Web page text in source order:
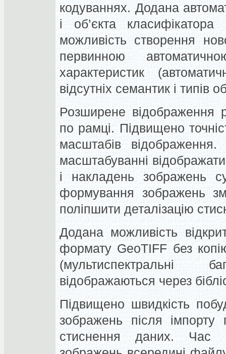
кодуваннях. Додана
і об’єкта
можливість створення
первинною
характеристик
відсутніх семантик і типів
Розширене відображення
по рамці. Підвищено
масштабів
масштабуванні
і накладень зображень
формування зображень
поліпшити деталізацію
Додана можливість
формату GeoTIFF без
(мультиспектральні
відображаються через
Підвищено швидкість
зображень після
стиснення даних. Час